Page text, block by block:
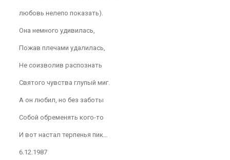
любовь нелепо показать).
Она немного удивилась,
Пожав плечами удалилась,
Не соизволив распознать
Святого чувства глупый миг.
А он любил, но без заботы
Собой обременять кого-то
И вот настал терпенья пик…
6.12.1987